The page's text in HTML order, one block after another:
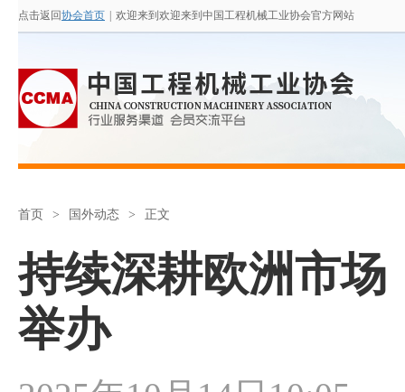
点击返回协会首页 欢迎来到欢迎来到中国工程机械工业协会官方网站
首页 > 国外动态 > 正文
持续深耕欧洲市
举办